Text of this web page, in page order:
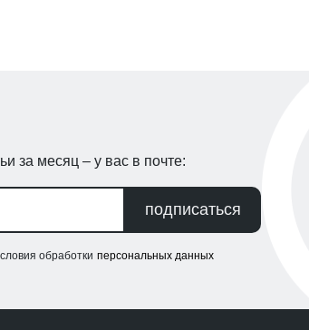
за месяц – у вас в почте:
подписаться
обработки персональных данных